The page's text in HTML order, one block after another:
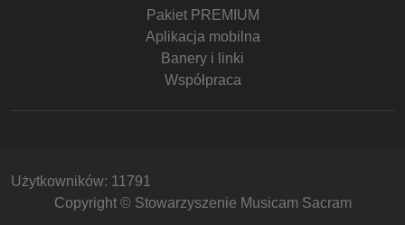
Pakiet PREMIUM
Aplikacja mobilna
Banery i linki
Współpraca
Użytkowników: 11791
Copyright © Stowarzyszenie Musicam Sacram